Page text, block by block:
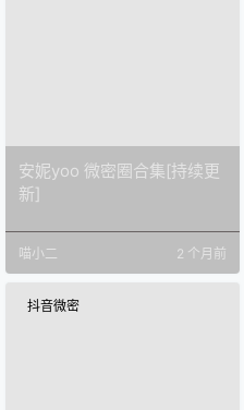
安妮yoo 微密圈合集[持续更
新]
喵小二 2 个月前
抖音微密